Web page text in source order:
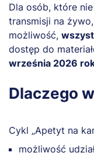
Dla osób, które
transmisji na
możliwość,
dostęp do
września 2026
Dlaczego
Cykl „Apetyt na
możliwość